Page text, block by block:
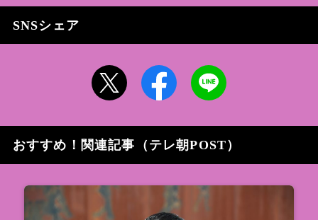
SNSシェア
おすすめ！関連記事（テレ朝POST）